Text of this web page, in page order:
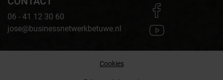
06 - 41 12 30 60
jose@businessnetwerkbetuwe.nl
Cookies